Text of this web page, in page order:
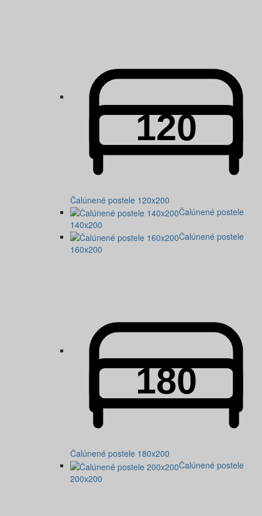
Čalúnené postele 120x200
Čalúnené postele
140x200
Čalúnené postele
160x200
Čalúnené postele 180x200
Čalúnené postele
200x200